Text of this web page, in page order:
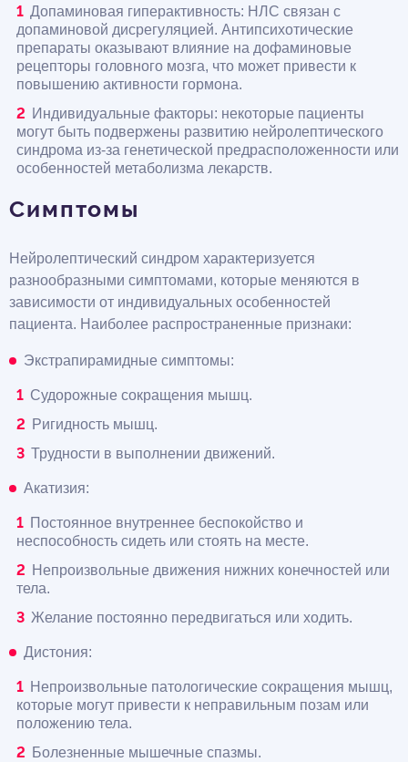
Допаминовая гиперактивность: НЛС связан с
допаминовой дисрегуляцией. Антипсихотические
препараты оказывают влияние на дофаминовые
рецепторы головного мозга, что может привести к
повышению активности гормона.
Индивидуальные факторы: некоторые пациенты
могут быть подвержены развитию нейролептического
синдрома из-за генетической предрасположенности или
особенностей метаболизма лекарств.
Симптомы
Нейролептический синдром характеризуется
разнообразными симптомами, которые меняются в
зависимости от индивидуальных особенностей
пациента. Наиболее распространенные признаки:
Экстрапирамидные симптомы:
Судорожные сокращения мышц.
Ригидность мышц.
Трудности в выполнении движений.
Акатизия:
Постоянное внутреннее беспокойство и
неспособность сидеть или стоять на месте.
Непроизвольные движения нижних конечностей или
тела.
Желание постоянно передвигаться или ходить.
Дистония:
Непроизвольные патологические сокращения мышц,
которые могут привести к неправильным позам или
положению тела.
Болезненные мышечные спазмы.